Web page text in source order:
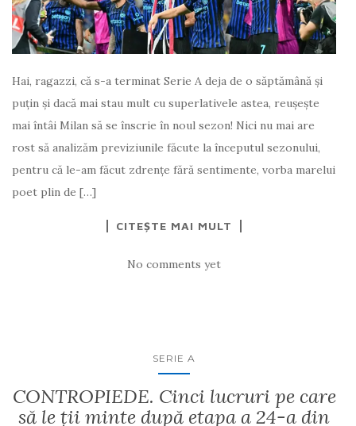
Hai, ragazzi, că s-a terminat Serie A deja de o săptămână și
puțin și dacă mai stau mult cu superlativele astea, reușește
mai întâi Milan să se înscrie în noul sezon! Nici nu mai are
rost să analizăm previziunile făcute la începutul sezonului,
pentru că le-am făcut zdrențe fără sentimente, vorba marelui
poet plin de […]
CITEȘTE MAI MULT
No comments yet
SERIE A
CONTROPIEDE. Cinci lucruri pe care
să le ții minte după etapa a 24-a din